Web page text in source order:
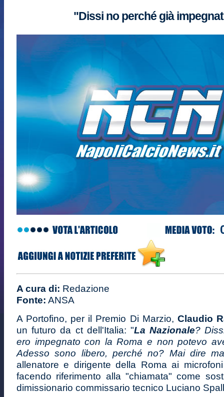
"Dissi no perché già
A cura di: Redazione
Fonte: ANSA
A Portofino, per il Premio Di Marzio, Claudio
un futuro da ct dell'Italia: "La Nazionale?
ero impegnato con la Roma e non potevo
Adesso sono libero, perché no? Mai dire
allenatore e dirigente della Roma ai
facendo riferimento alla "chiamata" come
dimissionario commissario tecnico Luciano